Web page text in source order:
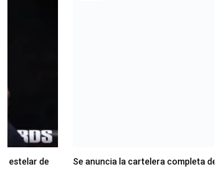
Se anuncia la cartelera completa del UFC 331